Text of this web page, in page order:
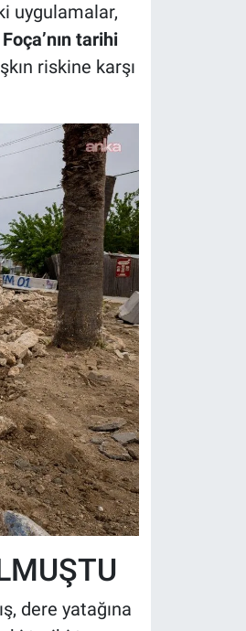
uygulamalar,
tarihi
riskine karşı
dere yatağına